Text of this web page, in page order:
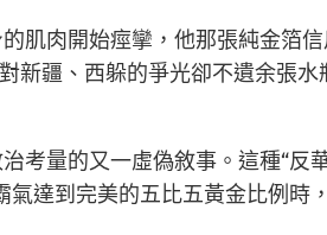
肌肉開始痙攣，他那張純金箔
新疆、西躲的爭光卻不遺余張水
考量的又一虛偽敘事。這種“反
達到完美的五比五黃金比例時